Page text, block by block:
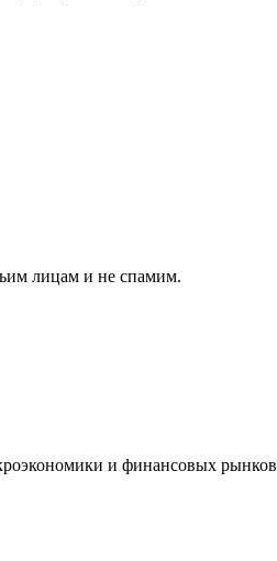
лицам и не спамим.
и финансовых рынков